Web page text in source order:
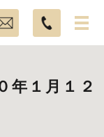
年１月１２